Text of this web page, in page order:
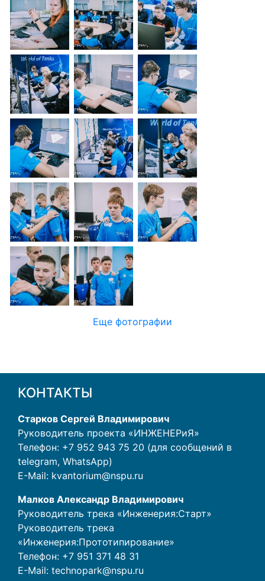
Еще фотографии
КОНТАКТЫ
Старков Сергей Владимирович
Руководитель проекта «ИНЖЕНЕРиЯ»
Телефон: +7 952 943 75 20 (для сообщений в
telegram, WhatsApp)
E-Mail: kvantorium@nspu.ru
Малков Александр Владимирович
Руководитель трека «Инженерия:Старт»
Руководитель трека
«Инженерия:Прототипирование»
Телефон: +7 951 371 48 31
E-Mail: technopark@nspu.ru